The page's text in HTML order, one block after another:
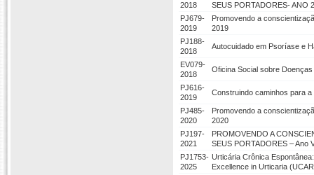
2018
SEUS PORTADORES- ANO
PJ679-
2019
Promovendo a
2019
PJ188-
2018
Autocuidado em Psoríase e
EV079-
2018
Oficina Social sobre
PJ616-
2019
Construindo caminhos para
PJ485-
2020
Promovendo a
2020
PJ197-
2021
PROMOVENDO A
SEUS PORTADORES – Ano
PJ1753-
2025
Urticária Crônica
Excellence in Urticaria